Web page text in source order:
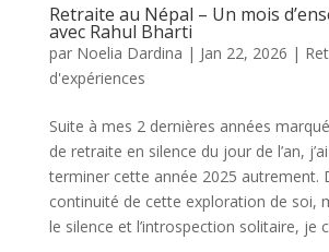
Retraite au Népal – Un mois
avec Rahul Bharti
par Noelia Dardina | Jan 22, 2026 |
d'expériences
Suite à mes 2 dernières années
de retraite en silence du jour de l’an,
terminer cette année 2025 autrement.
continuité de cette exploration de soi,
le silence et l’introspection solitaire, je